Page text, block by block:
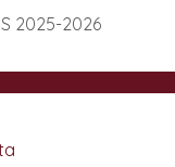
2025-2026